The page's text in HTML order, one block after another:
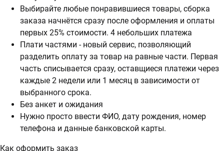
Выбирайте любые понравившиеся товары, сборка
заказа начнётся сразу после оформления и оплаты
первых 25% стоимости. 4 небольших платежа
Плати частями - новый сервис, позволяющий
разделить оплату за товар на равные части. Первая
часть списывается сразу, оставщиеся платежи через
каждые 2 недели или 1 месяц в зависимости от
выбранного срока.
Без анкет и ожидания
Нужно просто ввести ФИО, дату рождения, номер
телефона и данные банковской карты.
Как оформить заказ